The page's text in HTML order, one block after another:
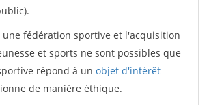
fédération sportive et l'acquisition
et sports ne sont possibles que
répond à un objet d'intérêt
de manière éthique.